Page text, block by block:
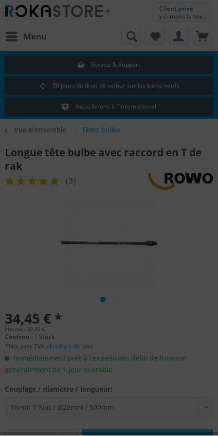
Menu
Client privé
y compris la taxe sur la valeur ajoutée
Service & Support
30 jours de droit de retour sur les biens neufs
Nous livrons à l'international
Vue d'ensemble Têtes bulbe
Longue tête bulbe avec raccord en T de
rak
(3)
34,45 € *
Prix net : 28,95 €
Contenu : 1 Stück
*Prix avec TVA plus frais de port
Immédiatement prêt à l'expédition, délai de livraison
généralement de 1 jour ouvrable.
Couplage / diamètre / longueur: